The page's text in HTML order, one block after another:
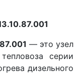
— это узел
серии
дизельного